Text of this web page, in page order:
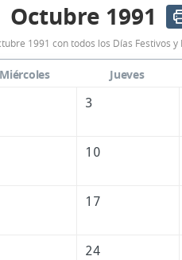
1991
Octubre 1991
1991 con todos los Días Festivos y
Miércoles Jueves
3
10
17
24